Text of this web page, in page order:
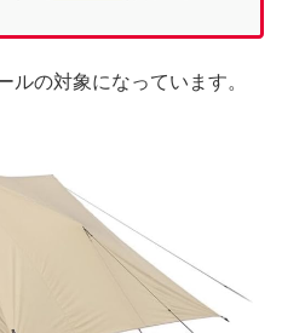
ルの対象になっています。